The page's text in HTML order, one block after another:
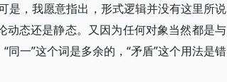
是，我愿意指出，形式逻辑并没有这里所说
态还是静态。又因为任何对象当然都是与
一”这个词是多余的，“矛盾”这个用法是错